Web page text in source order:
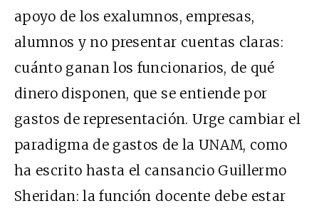
apoyo de los exalumnos, empresas,
alumnos y no presentar cuentas claras:
cuánto ganan los funcionarios, de qué
dinero disponen, que se entiende por
gastos de representación. Urge cambiar el
paradigma de gastos de la UNAM, como
ha escrito hasta el cansancio Guillermo
Sheridan: la función docente debe estar